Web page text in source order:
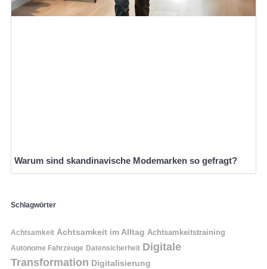
Warum sind skandinavische Modemarken so gefragt?
Schlagwörter
Achtsamkeit Achtsamkeit im Alltag Achtsamkeitstraining
Autonome Fahrzeuge Datensicherheit Digitale
Transformation Digitalisierung